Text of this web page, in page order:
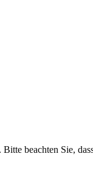
beachten Sie,